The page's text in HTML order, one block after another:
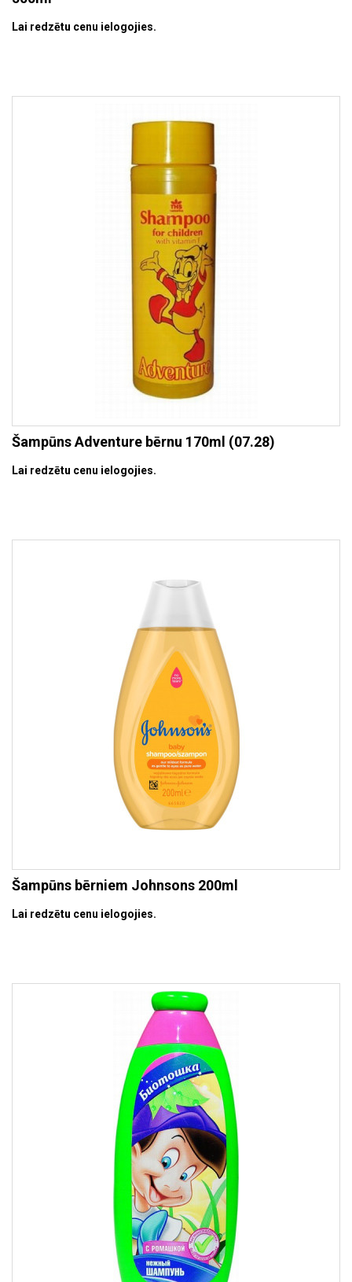
Lai redzētu cenu ielogojies.
Šampūns Adventure bērnu 170ml (07.28)
Lai redzētu cenu ielogojies.
Šampūns bērniem Johnsons 200ml
Lai redzētu cenu ielogojies.